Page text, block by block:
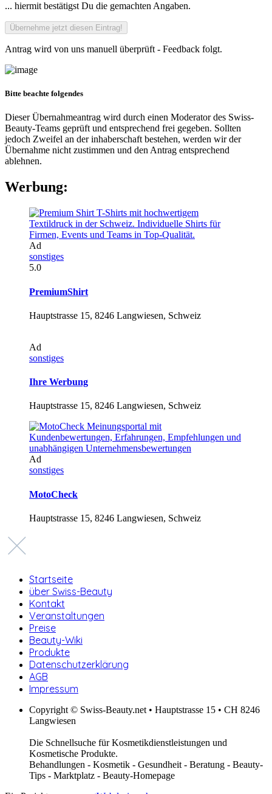
... hiermit bestätigst Du die gemachten Angaben.
Antrag wird von uns manuell überprüft - Feedback folgt.
Bitte beachte folgendes
Dieser Übernahmeantrag wird durch einen Moderator des Swiss-
Beauty-Teams geprüft und entsprechend frei gegeben. Sollten
jedoch Zweifel an der inhaberschaft bestehen, werden wir der
Übernahme nicht zustimmen und den Antrag entsprechend
ablehnen.
Werbung:
Ad
sonstiges
5.0
PremiumShirt
Hauptstrasse 15, 8246 Langwiesen, Schweiz
Ad
sonstiges
Ihre Werbung
Hauptstrasse 15, 8246 Langwiesen, Schweiz
Ad
sonstiges
MotoCheck
Hauptstrasse 15, 8246 Langwiesen, Schweiz
Startseite
über Swiss-Beauty
Kontakt
Veranstaltungen
Preise
Beauty-Wiki
Produkte
Datenschutzerklärung
AGB
Impressum
Copyright © Swiss-Beauty.net • Hauptstrasse 15 • CH 8246
Langwiesen
Die Schnellsuche für Kosmetikdienstleistungen und
Kosmetische Produkte.
Behandlungen - Kosmetik - Gesundheit - Beratung - Beauty-
Tips - Marktplatz - Beauty-Homepage